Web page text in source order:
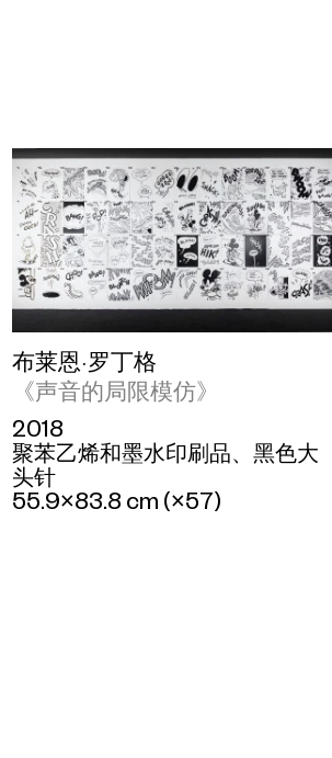
布莱恩·罗丁格
《声音的局限模仿》
2018
聚苯乙烯和墨水印刷品、黑色大
头针
55.9×83.8 cm (×57)